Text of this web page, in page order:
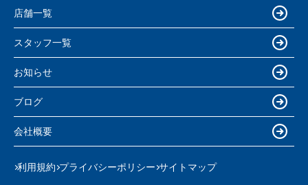
店舗一覧
スタッフ一覧
お知らせ
ブログ
会社概要
利用規約 プライバシーポリシー サイトマップ